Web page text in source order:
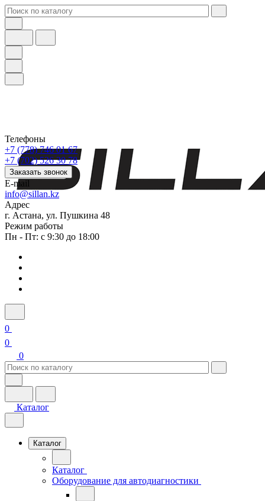
Телефоны
+7 (778) 746 01 67
+7 (702) 526 30 78
Заказать звонок
E-mail
info@sillan.kz
Адрес
г. Астана, ул. Пушкина 48
Режим работы
Пн - Пт: с 9:30 до 18:00
0
0
0
Каталог
Каталог
Каталог
Оборудование для автодиагностики